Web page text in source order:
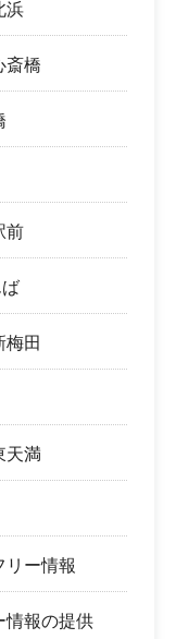
浜
斎橋
前
梅田
天満
リー情報
情報の提供